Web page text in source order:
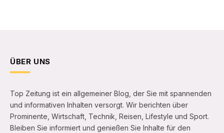
ÜBER UNS
Top Zeitung ist ein allgemeiner Blog, der Sie mit spannenden
und informativen Inhalten versorgt. Wir berichten über
Prominente, Wirtschaft, Technik, Reisen, Lifestyle und Sport.
Bleiben Sie informiert und genießen Sie Inhalte für den